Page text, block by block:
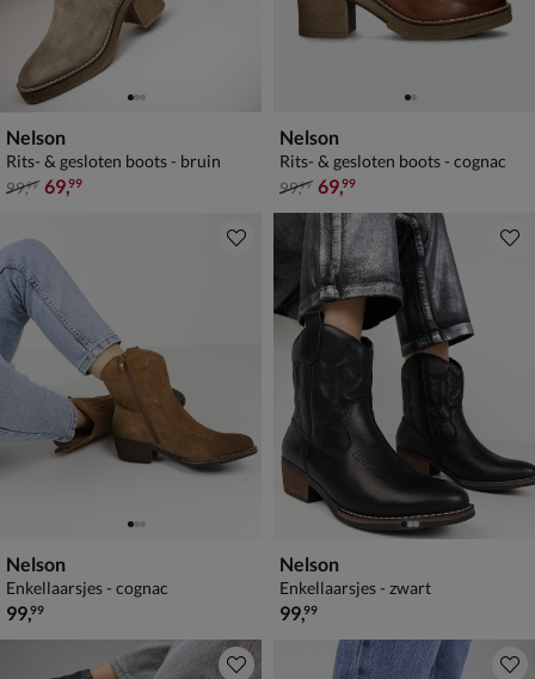
Nelson
Rits- & gesloten boots - bruin
van € 99,99 voor € 69,99
99,99 69,99
Nelson
Rits- & gesloten boots - cognac
van € 99,99 voor € 69,99
99,99 69,99
Nelson
Enkellaarsjes - cognac
€ 99,99
99,99
Nelson
Enkellaarsjes - zwart
€ 99,99
99,99